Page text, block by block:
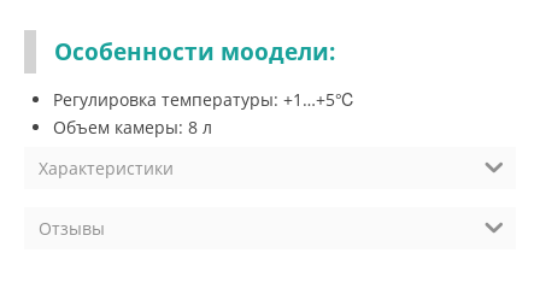
Особенности моодели:
Регулировка температуры: +1…+5℃
Объем камеры: 8 л
Характеристики
Отзывы